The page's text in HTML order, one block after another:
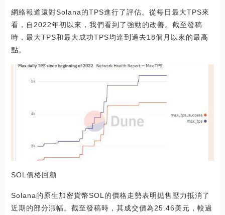
網絡報道還對Solana的TPS進行了評估。從每日最大TPS來
看，自2022年初以來，我們看到了強勁的改善。截至發稿
時，最大TPS和最大成功TPS均達到過去18個月以來的最高
點。
SOL價格回顧
Solana的原生加密貨幣SOL的價格走勢表明拋售壓力抵消了
近期的部分漲幅。截至發稿時，其成交價為25.46美元，較過